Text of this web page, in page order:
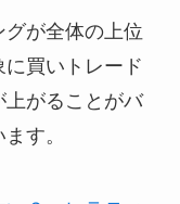
が全体の上位
買いトレード
上がることがバ
す。